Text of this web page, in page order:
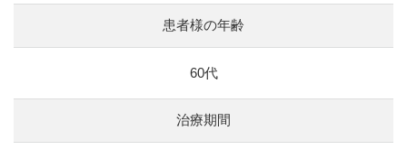
患者様の年齢
60代
治療期間